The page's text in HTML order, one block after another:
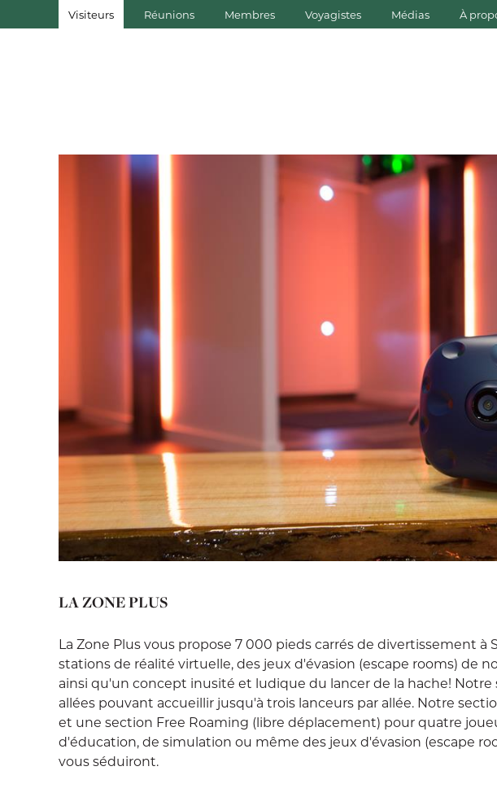
Visiteurs Réunions Membres Voyagistes Médias À
LA ZONE PLUS
La Zone Plus vous propose 7 000 pieds carrés de divertissement
stations de réalité virtuelle, des jeux d'évasion (escape rooms) de
ainsi qu'un concept inusité et ludique du lancer de la hache!
allées pouvant accueillir jusqu'à trois lanceurs par allée. Notre
et une section Free Roaming (libre déplacement) pour quatre
d'éducation, de simulation ou même des jeux d'évasion (escape
vous séduiront.